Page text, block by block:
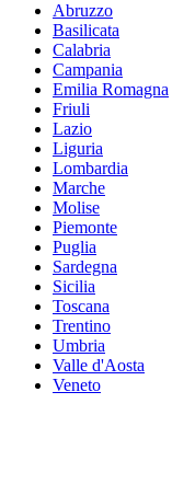
Abruzzo
Basilicata
Calabria
Campania
Emilia Romagna
Friuli
Lazio
Liguria
Lombardia
Marche
Molise
Piemonte
Puglia
Sardegna
Sicilia
Toscana
Trentino
Umbria
Valle d'Aosta
Veneto